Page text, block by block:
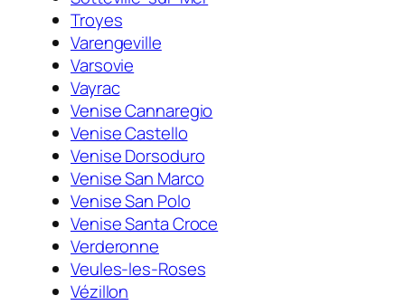
Troyes
Varengeville
Varsovie
Vayrac
Venise Cannaregio
Venise Castello
Venise Dorsoduro
Venise San Marco
Venise San Polo
Venise Santa Croce
Verderonne
Veules-les-Roses
Vézillon